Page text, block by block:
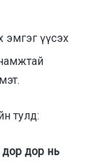
эмгэг үүсэх
тулд:
дор дор нь